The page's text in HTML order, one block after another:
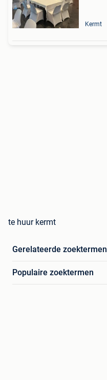
Kermt
te huur kermt
Gerelateerde zoektermen
Populaire zoektermen